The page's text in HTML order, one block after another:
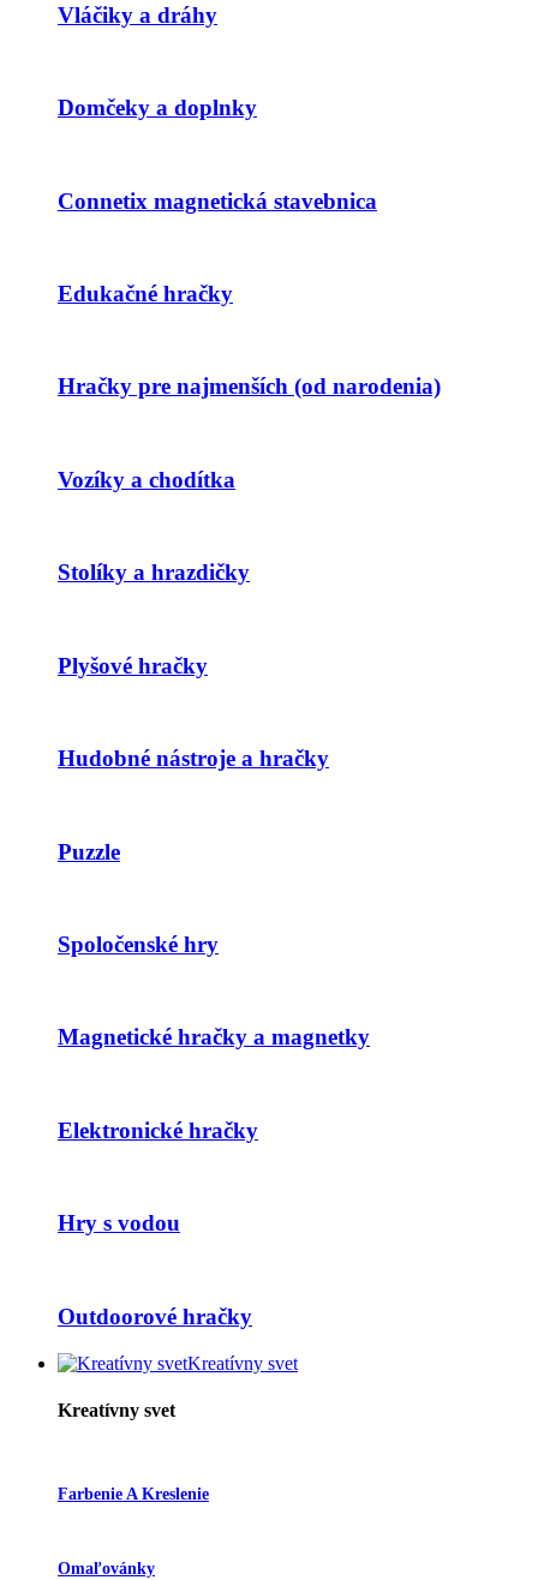
Vláčiky a dráhy
Domčeky a doplnky
Connetix magnetická stavebnica
Edukačné hračky
Hračky pre najmenších (od narodenia)
Vozíky a chodítka
Stolíky a hrazdičky
Plyšové hračky
Hudobné nástroje a hračky
Puzzle
Spoločenské hry
Magnetické hračky a magnetky
Elektronické hračky
Hry s vodou
Outdoorové hračky
Kreatívny svet
Kreatívny svet
Farbenie A Kreslenie
Omaľovánky